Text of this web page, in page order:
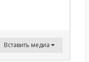
Вставить медиа